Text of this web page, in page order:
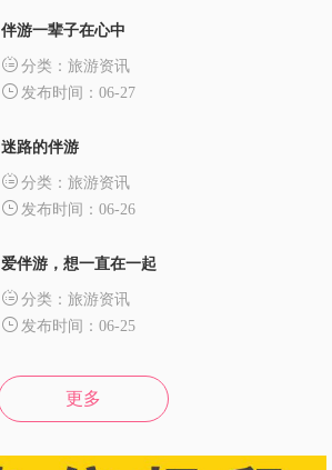
伴游一辈子在心中
分类：旅游资讯
发布时间：06-27
迷路的伴游
分类：旅游资讯
发布时间：06-26
爱伴游，想一直在一起
分类：旅游资讯
发布时间：06-25
更多